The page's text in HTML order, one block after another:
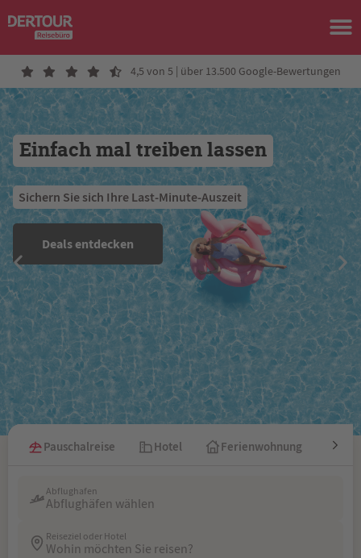
4,5 von 5 | über 13.500 Google-Bewertungen
Einfach mal treiben lassen
Sichern Sie sich Ihre Last-Minute-Auszeit
Deals entdecken
Pauschalreise Hotel Ferienwohnung
Abflughafen
Abflughäfen wählen
Reiseziel oder Hotel
Wohin möchten Sie reisen?